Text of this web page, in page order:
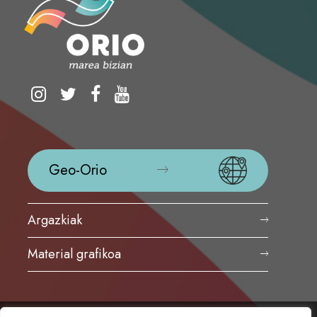
Geo-Orio
Argazkiak
Material grafikoa